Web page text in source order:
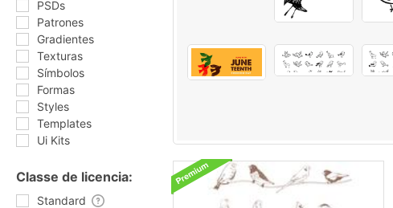
PSDs
Patrones
Gradientes
Texturas
Símbolos
Formas
Styles
Templates
Ui Kits
Classe de licencia:
Standard